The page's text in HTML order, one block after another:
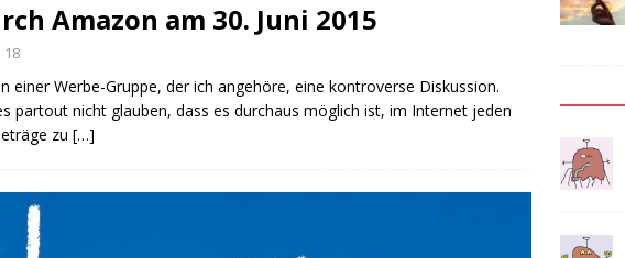
Amazon am 30. Juni 2015
18
einer Werbe-Gruppe, der ich angehöre, eine kontroverse Diskussion.
partout nicht glauben, dass es durchaus möglich ist, im Internet jeden
zu […]